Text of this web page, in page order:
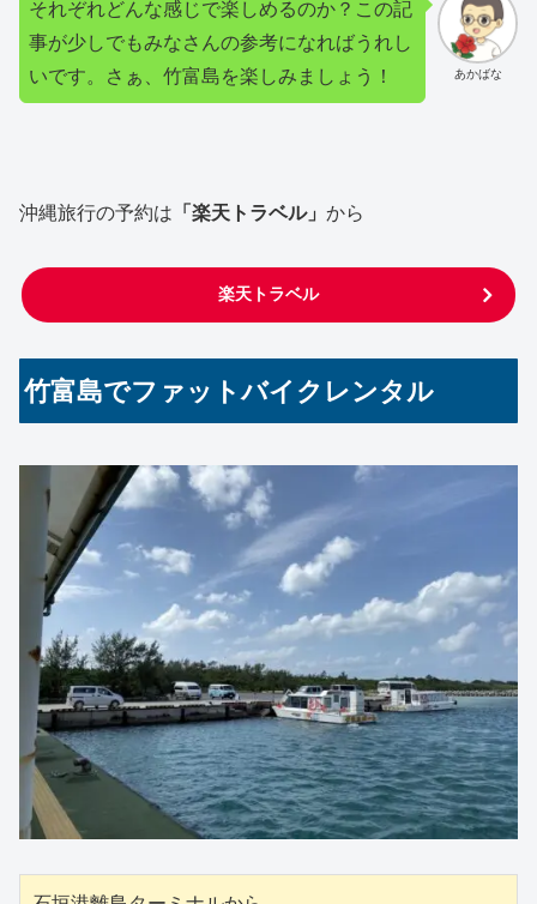
あかばな
それぞれどんな感じで楽しめるのか？この記
事が少しでもみなさんの参考になればうれし
いです。さぁ、竹富島を楽しみましょう！
沖縄旅行の予約は 「楽天トラベル」 から
楽天トラベル
竹富島でファットバイクレンタル